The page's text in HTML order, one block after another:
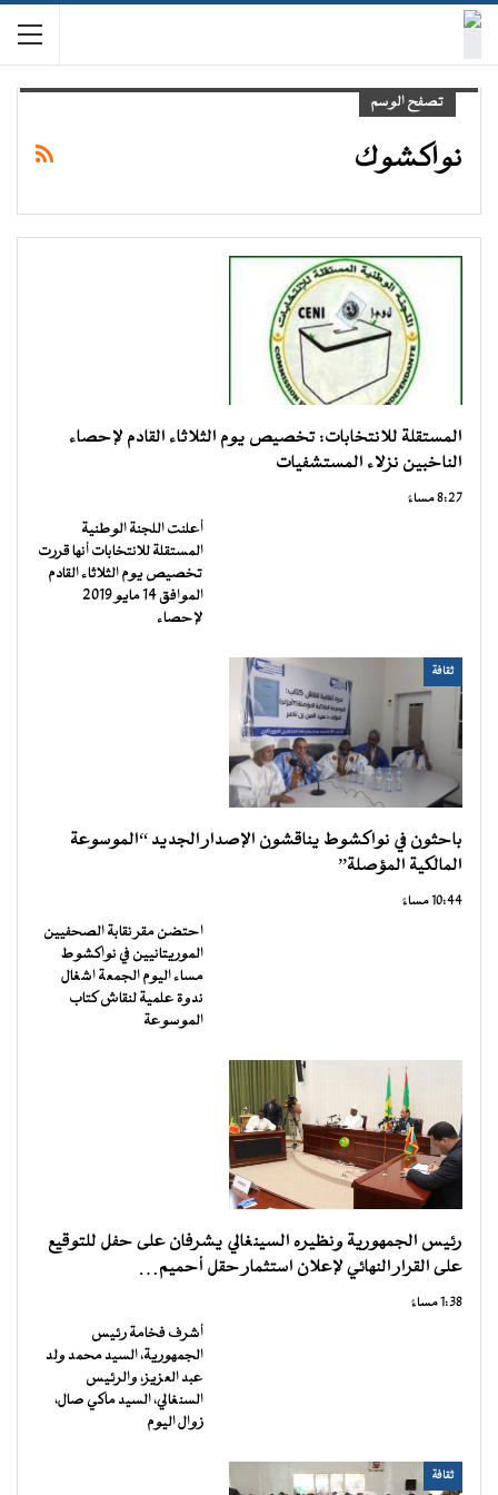
تصفح الوسم
نواكشوك
المستقلة للانتخابات: تخصيص يوم الثلاثاء القادم لإحصاء
الناخبين نزلاء المستشفيات
8:27 مساءً
أعلنت اللجنة الوطنية
المستقلة للانتخابات أنها قررت
تخصيص يوم الثلاثاء القادم
الموافق 14 مايو 2019
لإحصاء
ثقافة
باحثون في نواكشوط يناقشون الإصدار الجديد “الموسوعة
المالكية المؤصلة”
10:44 مساءً
احتضن مقر نقابة الصحفيين
الموريتانيين في نواكشوط
مساء اليوم الجمعة اشغال
ندوة علمية لنقاش كتاب
الموسوعة
رئيس الجمهورية ونظيره السينغالي يشرفان على حفل للتوقيع
على القرار النهائي لإعلان استثمار حقل أحميم…
1:38 مساءً
أشرف فخامة رئيس
الجمهورية، السيد محمد ولد
عبد العزيز، والرئيس
السنغالي، السيد ماكي صال،
زوال اليوم
ثقافة